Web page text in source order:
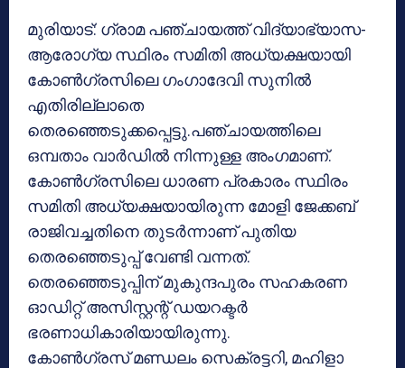
മുരിയാട്: ഗ്രാമ പഞ്ചായത്ത് വിദ്യാഭ്യാസ-
ആരോഗ്യ സ്ഥിരം സമിതി അധ്യക്ഷയായി
കോണ്‍ഗ്രസിലെ ഗംഗാദേവി സുനില്‍
എതിരില്ലാതെ
തെരഞ്ഞെടുക്കപ്പെട്ടു.പഞ്ചായത്തിലെ
ഒമ്പതാം വാര്‍ഡില്‍ നിന്നുള്ള അംഗമാണ്.
കോണ്‍ഗ്രസിലെ ധാരണ പ്രകാരം സ്ഥിരം
സമിതി അധ്യക്ഷയായിരുന്ന മോളി ജേക്കബ്
രാജിവച്ചതിനെ തുടര്‍ന്നാണ് പുതിയ
തെരഞ്ഞെടുപ്പ് വേണ്ടി വന്നത്.
തെരഞ്ഞെടുപ്പിന് മുകുന്ദപുരം സഹകരണ
ഓഡിറ്റ് അസിസ്റ്റന്റ് ഡയറക്ടര്‍
ഭരണാധികാരിയായിരുന്നു.
കോണ്‍ഗ്രസ് മണ്ഡലം സെക്രട്ടറി, മഹിളാ